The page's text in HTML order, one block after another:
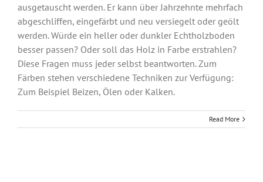
ausgetauscht werden. Er kann über Jahrzehnte mehrfach
abgeschliffen, eingefärbt und neu versiegelt oder geölt
werden. Würde ein heller oder dunkler Echtholzboden
besser passen? Oder soll das Holz in Farbe erstrahlen?
Diese Fragen muss jeder selbst beantworten. Zum
Färben stehen verschiedene Techniken zur Verfügung:
Zum Beispiel Beizen, Ölen oder Kalken.
Read More